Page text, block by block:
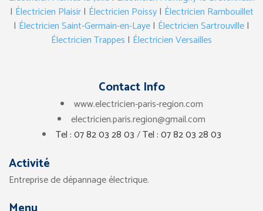
| Électricien Plaisir| Électricien Poissy| Électricien Rambouillet
| Électricien Saint-Germain-en-Laye| Électricien Sartrouville|
Électricien Trappes | Électricien Versailles
Contact Info
www.electricien-paris-region.com
electricien.paris.region@gmail.com
Tel : 07 82 03 28 03/Tel : 07 82 03 28 03
Activité
Entreprise de dépannage électrique.